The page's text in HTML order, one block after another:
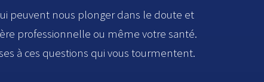
peuvent nous plonger dans le doute et
professionnelle ou même votre santé.
à ces questions qui vous tourmentent.